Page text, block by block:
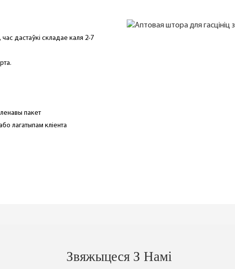
час дастаўкі складае каля 2-7
пакет
лагатыпам кліента
Звяжыцеся З Намі